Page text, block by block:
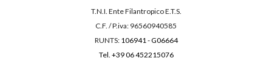
T.N.I. Ente Filantropico E.T.S.
C.F. / P.iva: 96560940585
RUNTS: 106941 -G06664
Tel. +39 06 452215076